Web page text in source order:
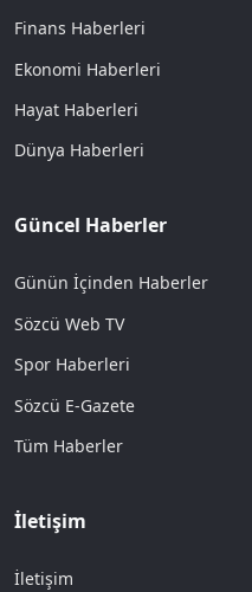
Finans Haberleri
Ekonomi Haberleri
Hayat Haberleri
Dünya Haberleri
Güncel Haberler
Günün İçinden Haberler
Sözcü Web TV
Spor Haberleri
Sözcü E-Gazete
Tüm Haberler
İletişim
İletişim